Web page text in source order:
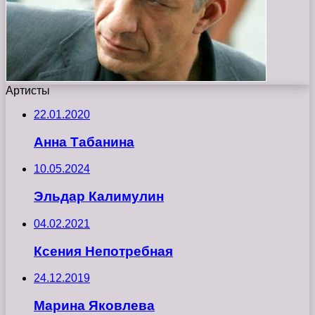
Артисты
22.01.2020
Анна Табанина
10.05.2024
Эльдар Калимулин
04.02.2021
Ксения Непотребная
24.12.2019
Марина Яковлева